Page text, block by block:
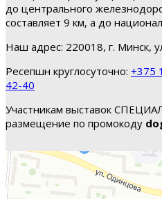
до центрального
составляет 9 км, а до
Наш адрес: 220018, г. Минск,
Ресепшн круглосуточно: +375
42-40
Участникам выставок
размещение по промокоду